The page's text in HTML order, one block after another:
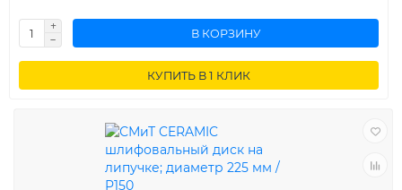
В КОРЗИНУ
КУПИТЬ В 1 КЛИК